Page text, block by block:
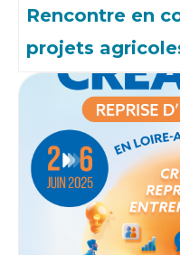
Rencontre en
projets